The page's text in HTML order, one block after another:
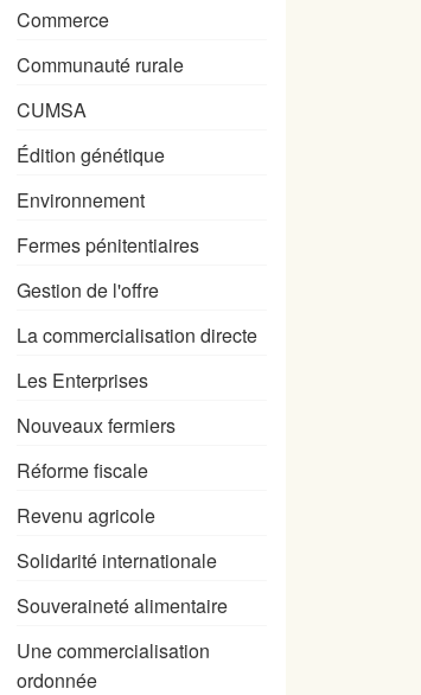
Commerce
Communauté rurale
CUMSA
Édition génétique
Environnement
Fermes pénitentiaires
Gestion de l'offre
La commercialisation directe
Les Enterprises
Nouveaux fermiers
Réforme fiscale
Revenu agricole
Solidarité internationale
Souveraineté alimentaire
Une commercialisation
ordonnée